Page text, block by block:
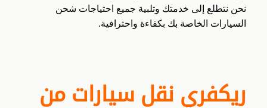
نحن نتطلع إلى خدمتك وتلبية جميع احتياجات شحن
السيارات الخاصة بك بكفاءة واحترافية.
ريكفري نقل سيارات من